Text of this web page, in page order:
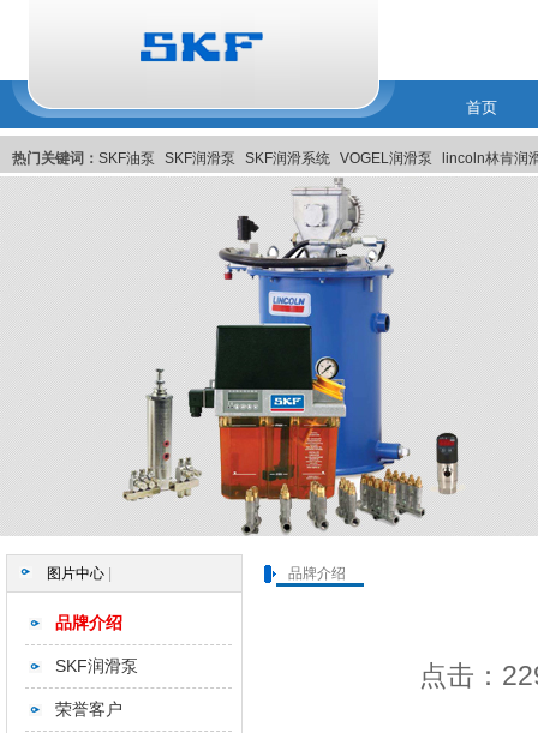
首页
热门关键词： SKF油泵 SKF润滑泵 SKF润滑系统 VOGEL润滑泵 lincoln林肯润
美国Pulsarlube EX自动注油器 比利时MEMOLUB智能润滑系统
图片中心
品牌介绍
SKF润滑泵
荣誉客户
品牌介绍
点击：